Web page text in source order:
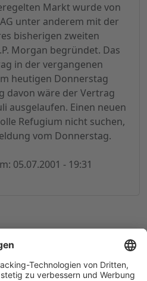
Markt wurde von
unter anderem mit der
bisherigen zweiten
Morgan begründet. Das
in der vergangenen
heutigen Donnerstag
davon wäre der Vertrag
ausgelaufen. Einen neuen
Refugium nicht suchen,
vom Donnerstag.
05.07.2001 - 19:31
GmbH